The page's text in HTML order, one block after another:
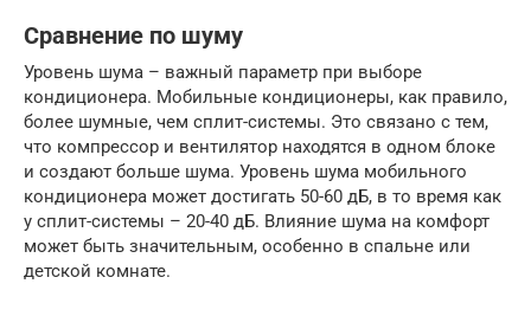
Сравнение по шуму
Уровень шума – важный параметр при выборе
кондиционера. Мобильные кондиционеры, как правило,
более шумные, чем сплит-системы. Это связано с тем,
что компрессор и вентилятор находятся в одном блоке
и создают больше шума. Уровень шума мобильного
кондиционера может достигать 50-60 дБ, в то время как
у сплит-системы – 20-40 дБ. Влияние шума на комфорт
может быть значительным, особенно в спальне или
детской комнате.